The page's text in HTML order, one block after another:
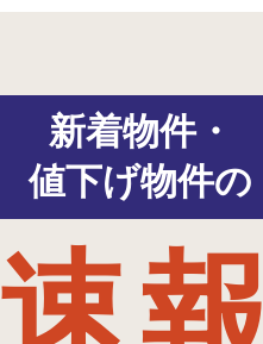
新着物件・
値下げ物件の
速報